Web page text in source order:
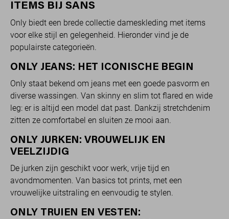
ITEMS BIJ SANS
Only biedt een brede collectie dameskleding met items
voor elke stijl en gelegenheid. Hieronder vind je de
populairste categorieën.
ONLY JEANS: HET ICONISCHE BEGIN
Only staat bekend om jeans met een goede pasvorm en
diverse wassingen. Van skinny en slim tot flared en wide
leg: er is altijd een model dat past. Dankzij stretchdenim
zitten ze comfortabel en sluiten ze mooi aan.
ONLY JURKEN: VROUWELIJK EN
VEELZIJDIG
De jurken zijn geschikt voor werk, vrije tijd en
avondmomenten. Van basics tot prints, met een
vrouwelijke uitstraling en eenvoudig te stylen.
ONLY TRUIEN EN VESTEN: